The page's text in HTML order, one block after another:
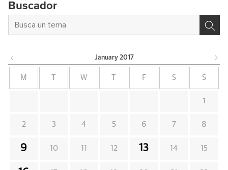
Buscador
January 2017
M W F S S
1
2 3 4 5 6 7 8
9 10 11 12 13 14 15